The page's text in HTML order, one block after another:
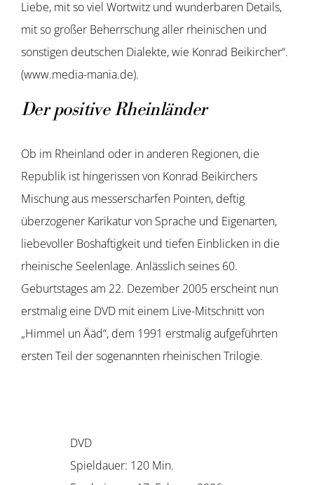
Liebe, mit so viel Wortwitz und wunderbaren Details,
mit so großer Beherrschung aller rheinischen und
sonstigen deutschen Dialekte, wie Konrad Beikircher“.
(www.media-mania.de).
Der positive Rheinländer
Ob im Rheinland oder in anderen Regionen, die
Republik ist hingerissen von Konrad Beikirchers
Mischung aus messerscharfen Pointen, deftig
überzogener Karikatur von Sprache und Eigenarten,
liebevoller Boshaftigkeit und tiefen Einblicken in die
rheinische Seelenlage. Anlässlich seines 60.
Geburtstages am 22. Dezember 2005 erscheint nun
erstmalig eine DVD mit einem Live-Mitschnitt von
„Himmel un Ääd“, dem 1991 erstmalig aufgeführten
ersten Teil der sogenannten rheinischen Trilogie.
DVD
Spieldauer: 120 Min.